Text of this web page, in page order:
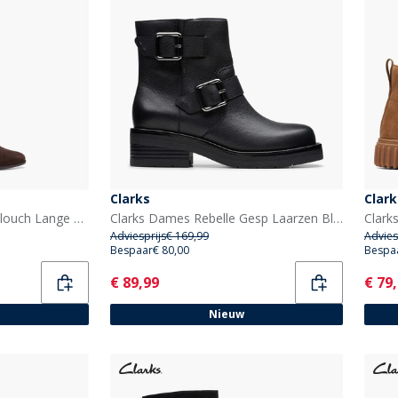
Clarks Dames Freva 85 Slouch Lange Laarzen Dark Brown Suede
Clarks
Clarks Dames Rebelle Gesp Laarzen Black Leather
Adviesprijs€ 169,99
Bespaar€ 80,00
Current
€ 89,99
Nieuw
€